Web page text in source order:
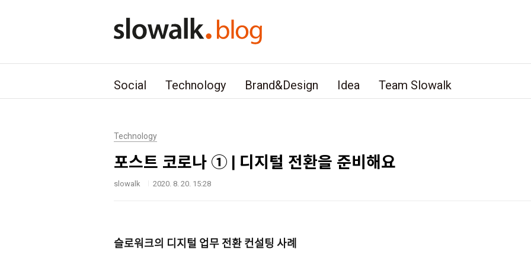
Social Technology Brand&Design Idea Team Slowalk
Technology
포스트 코로나 ① | 디지털 전환을 준비해요
slowalk 2020. 8. 20. 15:28
슬로워크의 디지털 업무 전환 컨설팅 사례